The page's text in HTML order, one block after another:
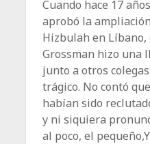
Cuando hace 17
aprobó la
Hizbulah en
Grossman hizo una
junto a otros
trágico. No contó
habían sido
y ni siquiera
al poco, el